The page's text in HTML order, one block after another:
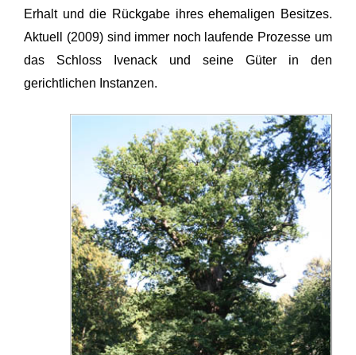
Erhalt und die Rückgabe ihres ehemaligen Besitzes.
Aktuell (2009) sind immer noch laufende Prozesse um
das Schloss Ivenack und seine Güter in den
gerichtlichen Instanzen.